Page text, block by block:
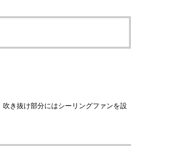
き抜け部分にはシーリングファンを設